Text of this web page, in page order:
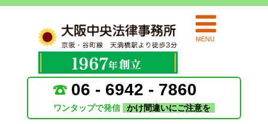
MENU
06 - 6942 - 7860
ワンタップで発信 かけ間違いにご注意を